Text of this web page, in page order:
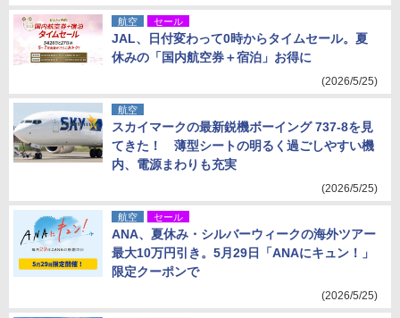
航空 セール
JAL、日付変わって0時からタイムセール。夏
休みの「国内航空券＋宿泊」お得に
(2026/5/25)
航空
スカイマークの最新鋭機ボーイング 737-8を見
てきた！ 薄型シートの明るく過ごしやすい機
内、電源まわりも充実
(2026/5/25)
航空 セール
ANA、夏休み・シルバーウィークの海外ツアー
最大10万円引き。5月29日「ANAにキュン！」
限定クーポンで
(2026/5/25)